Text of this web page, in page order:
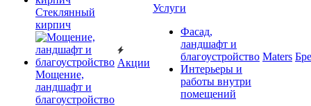
Cтеклянный
кирпич
Мощение,
ландшафт и
благоустройство
Акции
Услуги
Фасад,
ландшафт и
благоустройство
Интерьеры и
работы внутри
помещений
Maters